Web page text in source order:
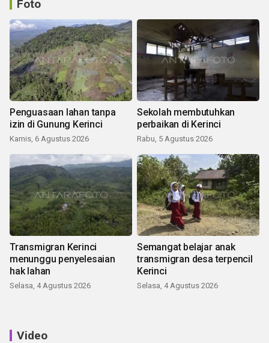
Foto
Penguasaan lahan tanpa
izin di Gunung Kerinci
Kamis, 6 Agustus 2026
Sekolah membutuhkan
perbaikan di Kerinci
Rabu, 5 Agustus 2026
Transmigran Kerinci
menunggu penyelesaian
hak lahan
Selasa, 4 Agustus 2026
Semangat belajar anak
transmigran desa terpencil
Kerinci
Selasa, 4 Agustus 2026
Video